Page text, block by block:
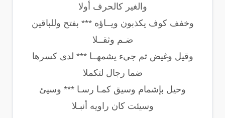
والغير كالحرف أولا
وخفف كوف يكذبون ويــاؤه *** بفتح وللباقين
ضـم وثقــلا
وقيل وغيض ثم جيء يشمهــا *** لدى كسرها
ضما رجال لتكملا
وحيل بإشمام وسيق كمـا رسـا *** وسيئ
وسيئت كان راويه أنبـلا